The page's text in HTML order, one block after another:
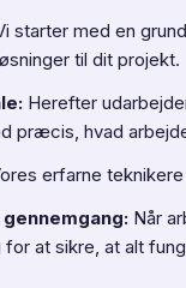
starter med en
til dit projekt.
Herefter
præcis, hvad
erfarne
Når
for at sikre, at alt